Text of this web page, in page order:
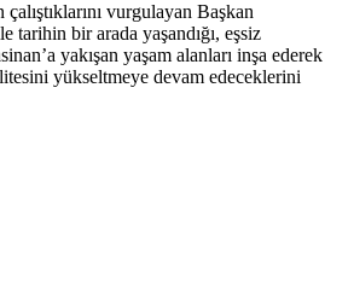
vurgulayan Başkan
tarihin bir arada yaşandığı, eşsiz
yakışan yaşam alanları inşa ederek
yükseltmeye devam edeceklerini